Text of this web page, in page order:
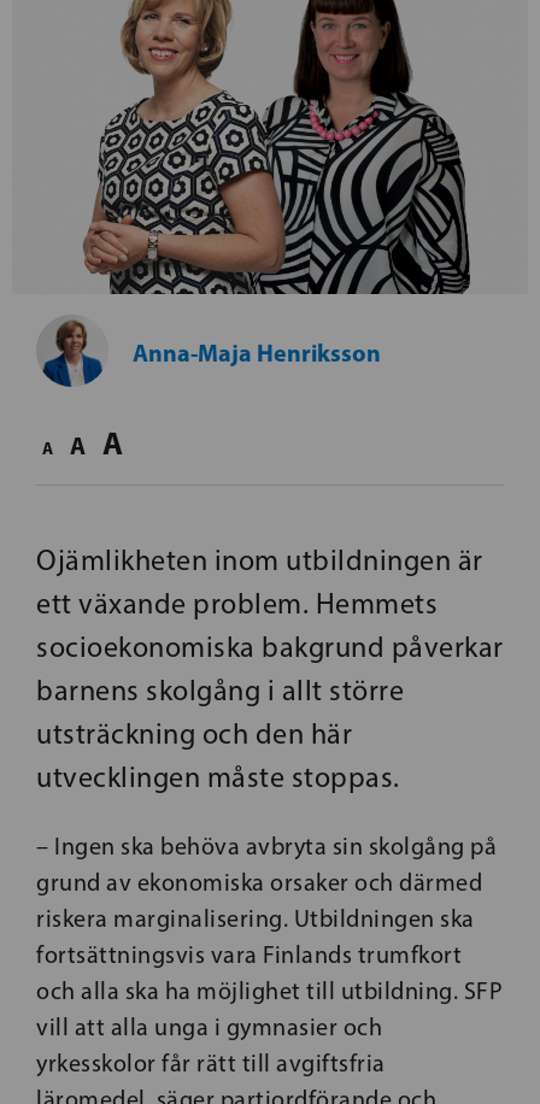
Anna-Maja Henriksson
A A A
Ojämlikheten inom utbildningen är
ett växande problem. Hemmets
socioekonomiska bakgrund påverkar
barnens skolgång i allt större
utsträckning och den här
utvecklingen måste stoppas.
– Ingen ska behöva avbryta sin skolgång på
grund av ekonomiska orsaker och därmed
riskera marginalisering. Utbildningen ska
fortsättningsvis vara Finlands trumfkort
och alla ska ha möjlighet till utbildning. SFP
vill att alla unga i gymnasier och
yrkesskolor får rätt till avgiftsfria